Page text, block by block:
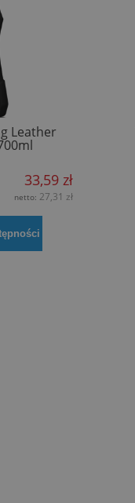
Leather
33,59 zł
netto: 27,31 zł